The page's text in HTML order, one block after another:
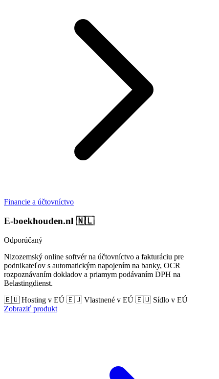
Financie a účtovníctvo
E-boekhouden.nl 🇳🇱
Odporúčaný
Nizozemský online softvér na účtovníctvo a fakturáciu pre
podnikateľov s automatickým napojením na banky, OCR
rozpoznávaním dokladov a priamym podávaním DPH na
Belastingdienst.
🇪🇺 Hosting v EÚ 🇪🇺 Vlastnené v EÚ 🇪🇺 Sídlo v EÚ
Zobraziť produkt